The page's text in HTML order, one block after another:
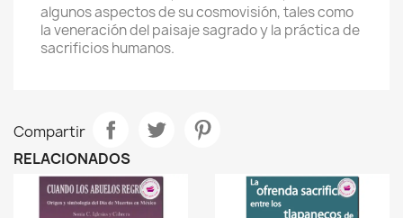
algunos aspectos de su cosmovisión, tales como
la veneración del paisaje sagrado y la práctica de
sacrificios humanos.
Compartir
RELACIONADOS